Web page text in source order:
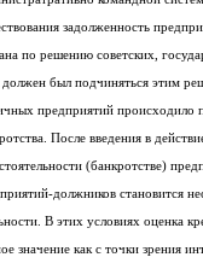
задолженность
должен был подчиняться этим
предприятий происходило
После введения в
должников становится
В этих условиях оценка
значение как с точки зрения